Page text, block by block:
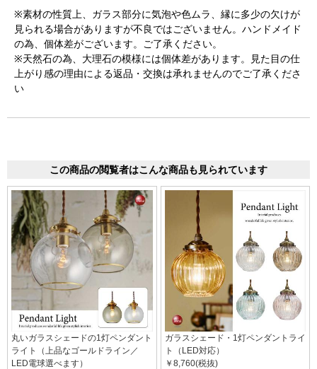
※素材の性質上、ガラス部分に気泡や色ムラ、縁に多少の欠けが
見られる場合がありますが不良ではございません。ハンドメイド
の為、個体差がございます。ご了承ください。
※天然石の為、大理石の模様には個体差があります。見た目の仕
上がり感の理由による返品・交換は承れませんのでご了承くださ
い
この商品の閲覧者はこんな商品も見られています
丸いガラスシェードの1灯ペンダント
ライト（上品なゴールドライン／
LED電球選べます）
ガラスシェード・1灯ペンダントライ
ト（LED対応）
￥8,760(税抜)